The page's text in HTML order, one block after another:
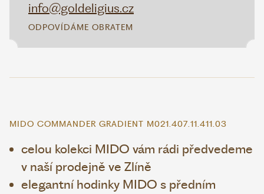
info@goldeligius.cz
ODPOVÍDÁME OBRATEM
MIDO COMMANDER GRADIENT M021.407.11.411.03
celou kolekci MIDO vám rádi předvedeme
v naší prodejně ve Zlíně
elegantní hodinky MIDO s předním